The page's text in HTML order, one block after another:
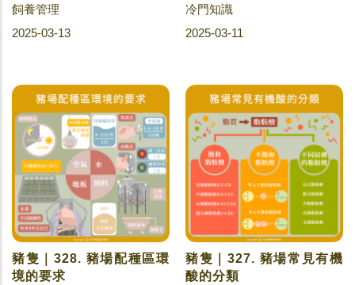
飼養管理
2025-03-13
冷門知識
2025-03-11
豬隻｜328. 豬場配種區環
境的要求
豬隻｜327. 豬場常見有機
酸的分類